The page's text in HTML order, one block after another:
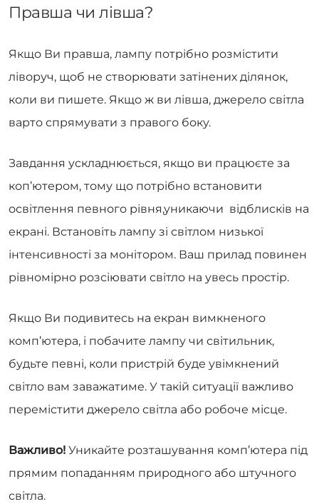
Правша чи лівша?
Якщо Ви правша, лампу потрібно розмістити
ліворуч, щоб не створювати затінених ділянок,
коли ви пишете. Якщо ж ви лівша, джерело світла
варто спрямувати з правого боку.
Завдання ускладнюється, якщо ви працюєте за
коп’ютером, тому що потрібно встановити
освітлення певного рівня,уникаючи відблисків на
екрані. Встановіть лампу зі світлом низької
інтенсивності за монітором. Ваш прилад повинен
рівномірно розсіювати світло на увесь простір.
Якщо Ви подивитесь на екран вимкненого
комп’ютера, і побачите лампу чи світильник,
будьте певні, коли пристрій буде увімкнений
світло вам заважатиме. У такій ситуації важливо
перемістити джерело світла або робоче місце.
Важливо! Уникайте розташування комп’ютера під
прямим попаданням природного або штучного
світла.